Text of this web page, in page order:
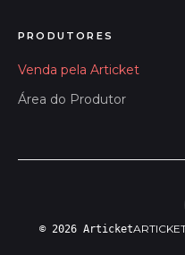
PRODUTORES
Venda pela Articket
Área do Produtor
© 2026 Articket